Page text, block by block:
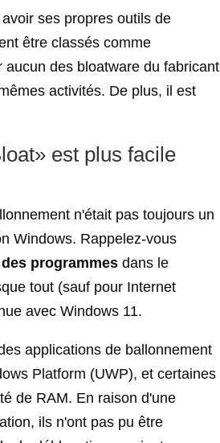
ses propres outils de
être classés comme
des bloatware du fabricant
activités. De plus, il est
est plus facile
n'était pas toujours un
Windows. Rappelez-vous
programmes dans le
tout (sauf pour Internet
avec Windows 11.
applications de ballonnement
Platform (UWP), et certaines
de RAM. En raison d'une
ils n'ont pas pu être